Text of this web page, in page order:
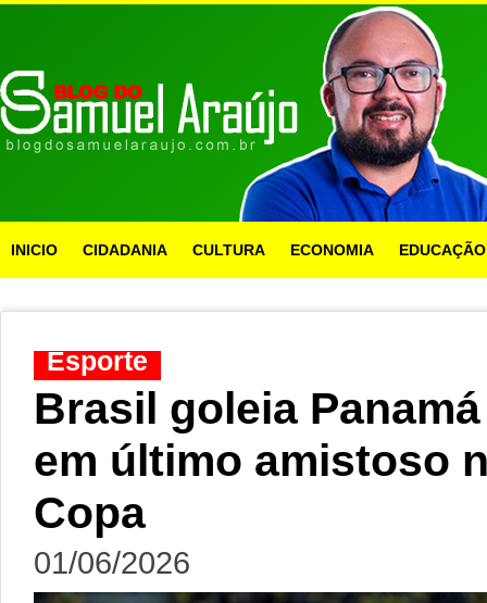
INICIO CIDADANIA CULTURA ECONOMIA EDUCAÇÃO
Esporte
Brasil goleia
em último amistoso
Copa
01/06/2026